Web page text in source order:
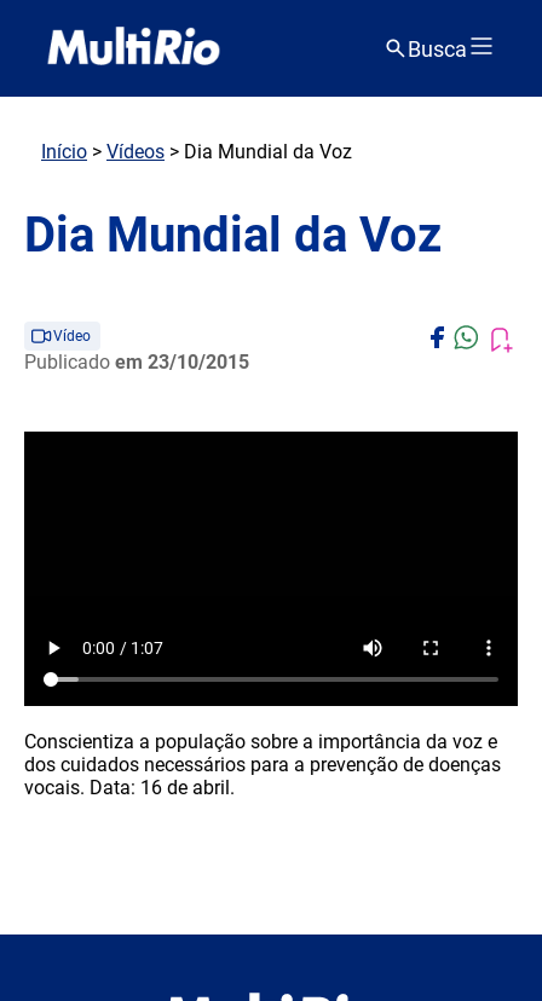
Busca
Início > Vídeos > Dia Mundial da Voz
Dia Mundial da Voz
Vídeo
Publicado em 23/10/2015
Conscientiza a população sobre a importância da voz e
dos cuidados necessários para a prevenção de doenças
vocais. Data: 16 de abril.